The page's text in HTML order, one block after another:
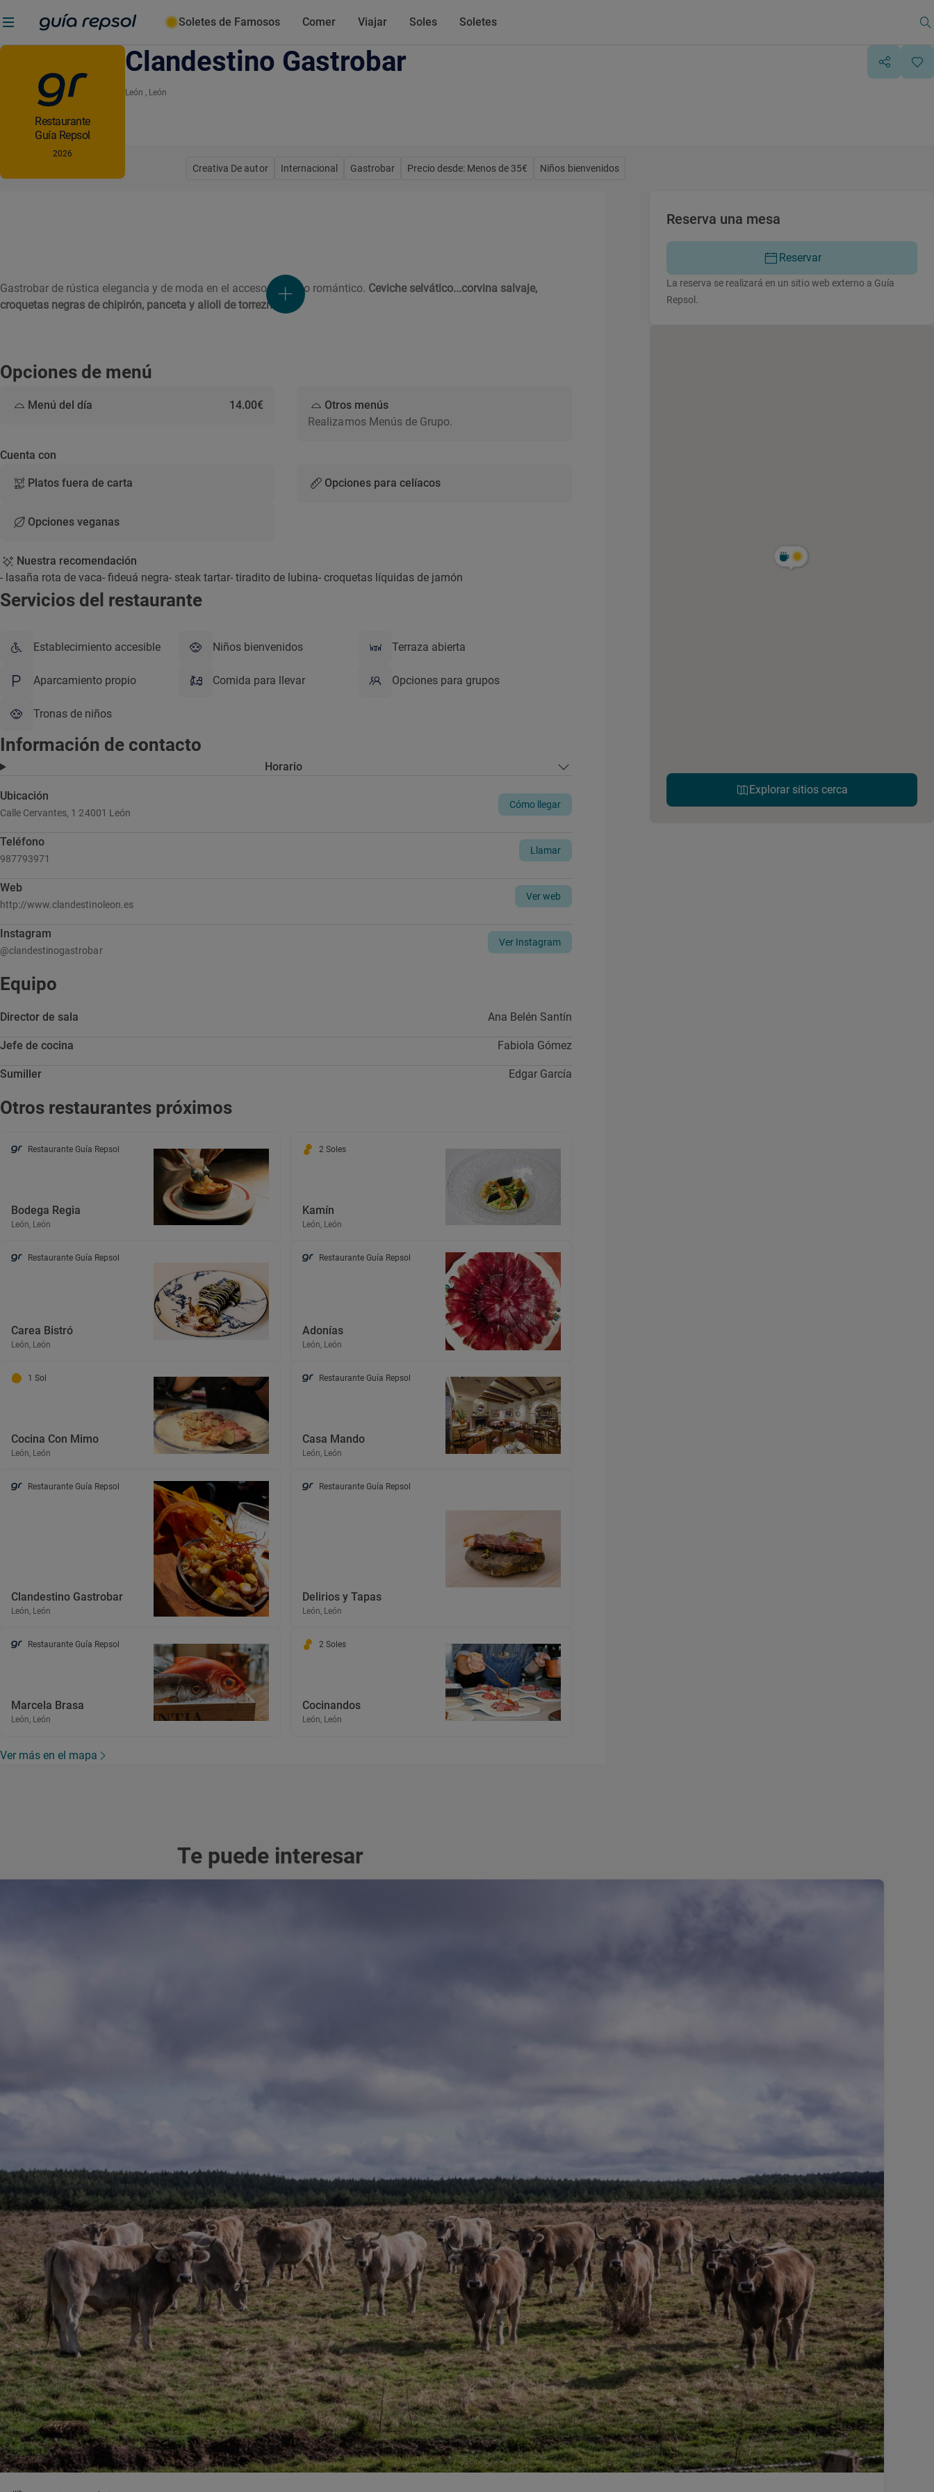
Soletes de Famosos Comer Viajar Soles Soletes
Clandestino Gastrobar
León , León
Restaurante
Guía Repsol
2026
Creativa De autor Internacional Gastrobar Precio desde: Menos de 35€ Niños bienvenidos
Gastrobar de rústica elegancia y de moda en el acceso al barrio romántico. Ceviche selvático...corvina salvaje,
croquetas negras de chipirón, panceta y alioli de torrezno
Opciones de menú
Menú del día 14.00€
Otros menús
Realizamos Menús de Grupo.
Cuenta con
Platos fuera de carta Opciones para celíacos
Opciones veganas
Nuestra recomendación
- lasaña rota de vaca- fideuá negra- steak tartar- tiradito de lubina- croquetas líquidas de jamón
Servicios del restaurante
Establecimiento accesible Niños bienvenidos Terraza abierta
Aparcamiento propio Comida para llevar Opciones para grupos
Tronas de niños
Información de contacto
Horario
Ubicación
Calle Cervantes, 1 24001 León
Cómo llegar
Teléfono
987793971
Llamar
Web
http://www.clandestinoleon.es
Ver web
Instagram
@clandestinogastrobar
Ver Instagram
Equipo
Director de sala Ana Belén Santín
Jefe de cocina Fabiola Gómez
Sumiller Edgar García
Otros restaurantes próximos
Restaurante Guía Repsol
Bodega Regia
León, León
2 Soles
Kamín
León, León
Restaurante Guía Repsol
Carea Bistró
León, León
Restaurante Guía Repsol
Adonías
León, León
1 Sol
Cocina Con Mimo
León, León
Restaurante Guía Repsol
Casa Mando
León, León
Restaurante Guía Repsol
Clandestino Gastrobar
León, León
Restaurante Guía Repsol
Delirios y Tapas
León, León
Restaurante Guía Repsol
Marcela Brasa
León, León
2 Soles
Cocinandos
León, León
Ver más en el mapa
Reserva una mesa
Reservar
La reserva se realizará en un sitio web externo a Guía
Repsol.
Explorar sitios cerca
Te puede interesar